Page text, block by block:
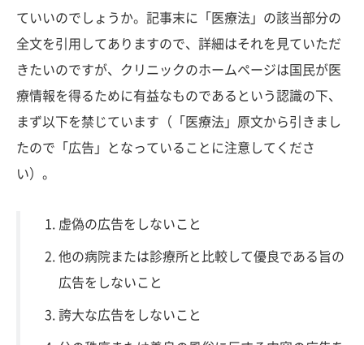
ていいのでしょうか。記事末に「医療法」の該当部分の
全文を引用してありますので、詳細はそれを見ていただ
きたいのですが、クリニックのホームページは国民が医
療情報を得るために有益なものであるという認識の下、
まず以下を禁じています（「医療法」原文から引きまし
たので「広告」となっていることに注意してくださ
い）。
虚偽の広告をしないこと
他の病院または診療所と比較して優良である旨の
広告をしないこと
誇大な広告をしないこと